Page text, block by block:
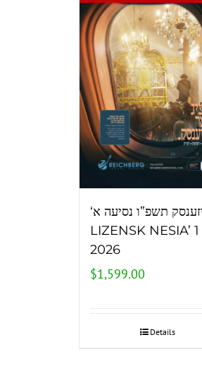
‘ליזענסק תשפ”ו נסיעה א
LIZENSK NESIA’ 1
2026
$1,599.00
Details